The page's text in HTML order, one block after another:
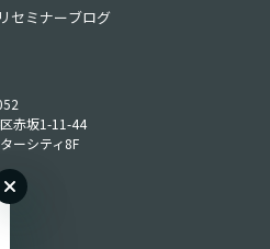
セミナーブログ
赤坂1-11-44
ーシティ8F